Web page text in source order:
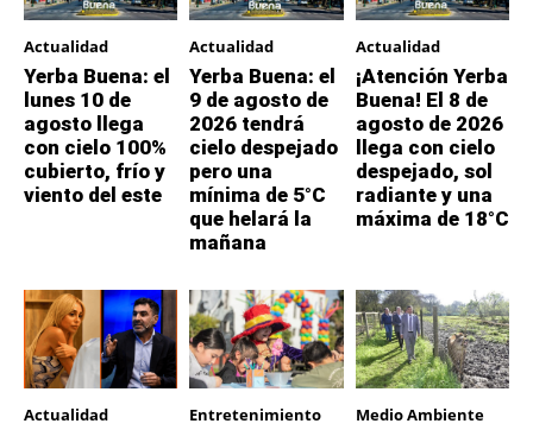
Actualidad
Yerba Buena: el
lunes 10 de
agosto llega
con cielo 100%
cubierto, frío y
viento del este
Actualidad
Yerba Buena: el
9 de agosto de
2026 tendrá
cielo despejado
pero una
mínima de 5°C
que helará la
mañana
Actualidad
¡Atención Yerba
Buena! El 8 de
agosto de 2026
llega con cielo
despejado, sol
radiante y una
máxima de 18°C
Actualidad Entretenimiento Medio Ambiente